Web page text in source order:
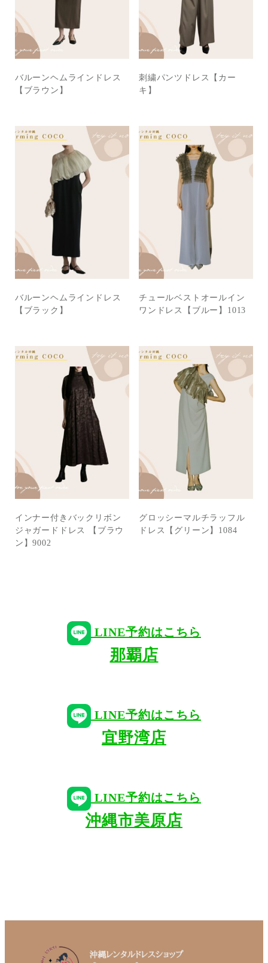
バルーンヘムラインドレス
【ブラウン】
刺繍パンツドレス【カー
キ】
バルーンヘムラインドレス
【ブラック】
チュールベストオールイン
ワンドレス【ブルー】1013
インナー付きバックリボン
ジャガードドレス 【ブラウ
ン】9002
グロッシーマルチラッフル
ドレス【グリーン】1084
LINE予約はこちら
那覇店
LINE予約はこちら
宜野湾店
LINE予約はこちら
沖縄市美原店